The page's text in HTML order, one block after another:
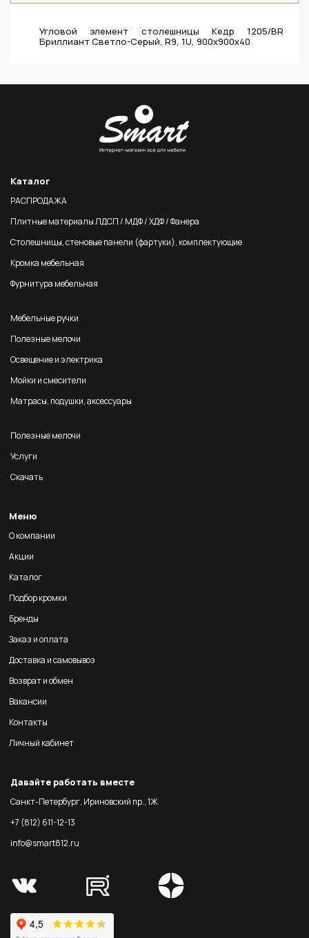
Угловой элемент столешницы Кедр 1205/BR
Бриллиант Светло-Серый, R9, 1U, 900х900х40
Каталог
РАСПРОДАЖА
Плитные материалы ЛДСП / МДФ / ХДФ / Фанера
Столешницы, стеновые панели (фартуки), комплектующие
Кромка мебельная
Фурнитура мебельная
Мебельные ручки
Полезные мелочи
Освещение и электрика
Мойки и смесители
Матрасы, подушки, аксессуары
Полезные мелочи
Услуги
Скачать
Меню
О компании
Акции
Каталог
Подбор кромки
Бренды
Заказ и оплата
Доставка и самовывоз
Возврат и обмен
Вакансии
Контакты
Личный кабинет
Давайте работать вместе
Санкт-Петербург, Ириновский пр., 1Ж
+7 (812) 611-12-13
info@smart812.ru